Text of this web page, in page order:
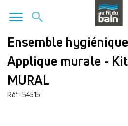
Aller
contenu
principal
Ensemble hygiénique
Applique murale - Kit
MURAL
Réf : 54515